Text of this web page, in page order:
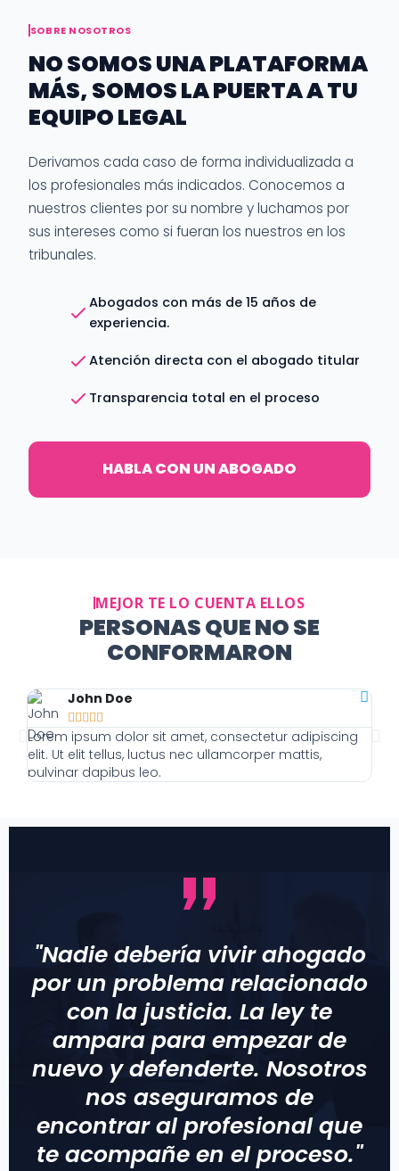
SOBRE NOSOTROS
NO SOMOS UNA PLATAFORMA
MÁS, SOMOS LA PUERTA A TU
EQUIPO LEGAL
Derivamos cada caso de forma individualizada a
los profesionales más indicados. Conocemos a
nuestros clientes por su nombre y luchamos por
sus intereses como si fueran los nuestros en los
tribunales.
Abogados con más de 15 años de
experiencia.
Atención directa con el abogado titular
Transparencia total en el proceso
HABLA CON UN ABOGADO
MEJOR TE LO CUENTA ELLOS
PERSONAS QUE NO SE
CONFORMARON
John Doe
    
Lorem ipsum dolor sit amet, consectetur adipiscing
elit. Ut elit tellus, luctus nec ullamcorper mattis,
pulvinar dapibus leo.
"Nadie debería vivir ahogado
por un problema relacionado
con la justicia. La ley te
ampara para empezar de
nuevo y defenderte. Nosotros
nos aseguramos de
encontrar al profesional que
te acompañe en el proceso."